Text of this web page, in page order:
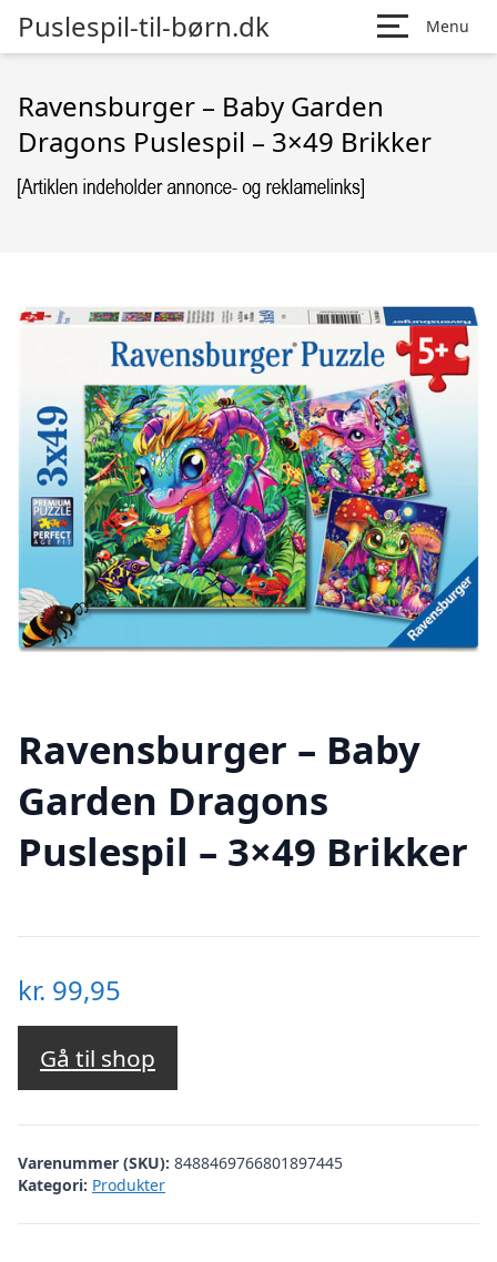
Puslespil-til-børn.dk Menu
Ravensburger – Baby Garden
Dragons Puslespil – 3×49 Brikker
Ravensburger – Baby
Garden Dragons
Puslespil – 3×49 Brikker
kr. 99,95
Gå til shop
Varenummer (SKU): 8488469766801897445
Kategori: Produkter